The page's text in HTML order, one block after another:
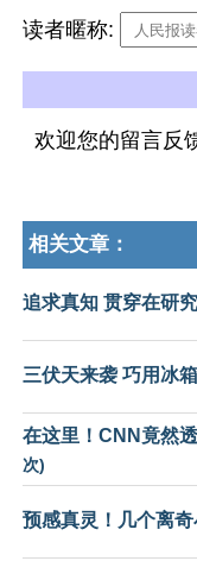
读者暱称:
欢迎您的留言反
相关文章：
追求真知 贯穿在研
三伏天来袭 巧用冰
在这里！CNN竟然
次)
预感真灵！几个离